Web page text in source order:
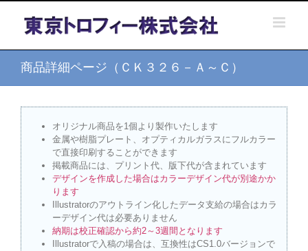
content
商品詳細ページ（ＣＫ３２６－Ａ～Ｃ）
オリジナル商品を1個より製作いたします
金属や樹脂プレート、オプティカルガラスにフルカラー
で直接印刷することができます
掲載商品には、プリント代、版下代が含まれています
デザインを作成した場合はカラーデザイン代が別途かか
ります
Illustratorのアウトライン化したデータ支給の場合はカラ
ーデザイン代は必要ありません
納期は校正確認から約2～3週間となります
Illustratorで入稿の場合は、互換性はCS1.0バージョンで